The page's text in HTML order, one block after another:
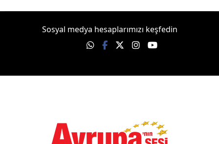
Sosyal medya hesaplarımızı keşfedin